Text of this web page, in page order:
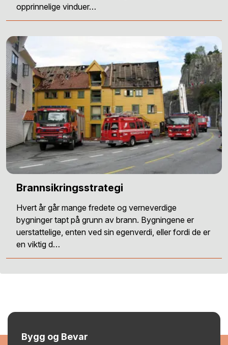
opprinnelige vinduer…
Brannsikringsstrategi
Hvert år går mange fredete og verneverdige
bygninger tapt på grunn av brann. Bygningene er
uerstattelige, enten ved sin egenverdi, eller fordi de er
en viktig d…
Bygg og Bevar